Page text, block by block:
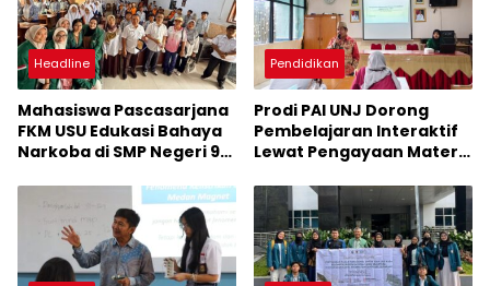
Headline
Mahasiswa Pascasarjana
FKM USU Edukasi Bahaya
Narkoba di SMP Negeri 9
Pendidikan
Prodi PAI UNJ Dorong
Pembelajaran Interaktif
Lewat Pengayaan Materi